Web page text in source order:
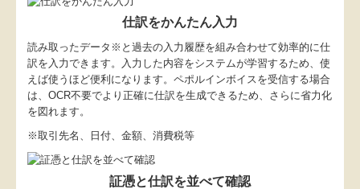
仕訳をかんたん入力
読み取ったデータ※と過去の入力履歴を組み合わせて効率的に仕
訳を入力できます。入力した内容をシステムが学習するため、使
えば使うほど便利になります。ペポルインボイスを受信する場合
は、OCR不要でより正確に仕訳を生成できるため、さらに省力化
を図れます。
※取引先名、日付、金額、消費税等
証憑と仕訳を並べて確認